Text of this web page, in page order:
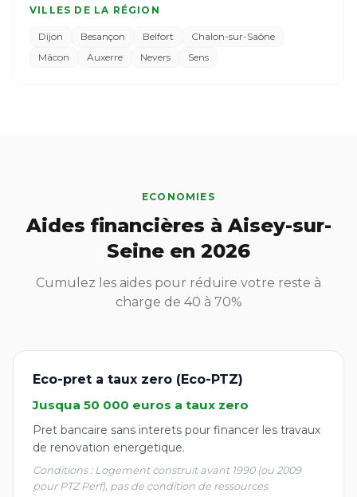
VILLES DE LA RÉGION
Dijon Besançon Belfort
Chalon-sur-Saône
Mâcon
Auxerre Nevers Sens
ECONOMIES
Aides financières à Aisey-sur-
Seine en 2026
Cumulez les aides pour réduire votre reste à
charge de 40 à 70%
Eco-pret a taux zero (Eco-PTZ)
Jusqua 50 000 euros a taux zero
Pret bancaire sans interets pour financer les travaux
de renovation energetique.
Conditions : Logement construit avant 1990 (ou 2009
pour PTZ Perf), pas de condition de ressources